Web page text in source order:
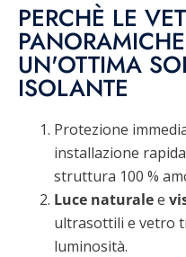
PERCHÈ LE
UN'OTTIMA
ISOLANTE
Protezione
installazione
struttura 100 %
Luce naturalee
ultrasottili e vetro
luminosità.